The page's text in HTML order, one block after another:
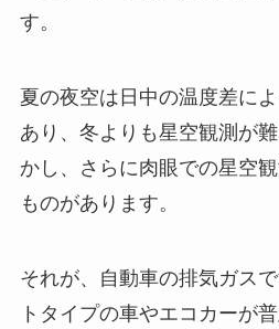
す。
夏の夜空は日中の温度差に
あり、冬よりも星空観測が
かし、さらに肉眼での星空
ものがあります。
それが、自動車の排気ガス
トタイプの車やエコカーが